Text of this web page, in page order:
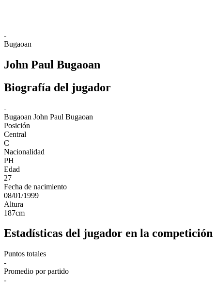
-
Bugaoan
John Paul Bugaoan
Biografía del jugador
-
Bugaoan John Paul Bugaoan
Posición
Central
C
Nacionalidad
PH
Edad
27
Fecha de nacimiento
08/01/1999
Altura
187cm
Estadísticas del jugador en la competición
Puntos totales
-
Promedio por partido
-